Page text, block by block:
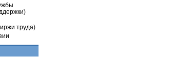
труда)